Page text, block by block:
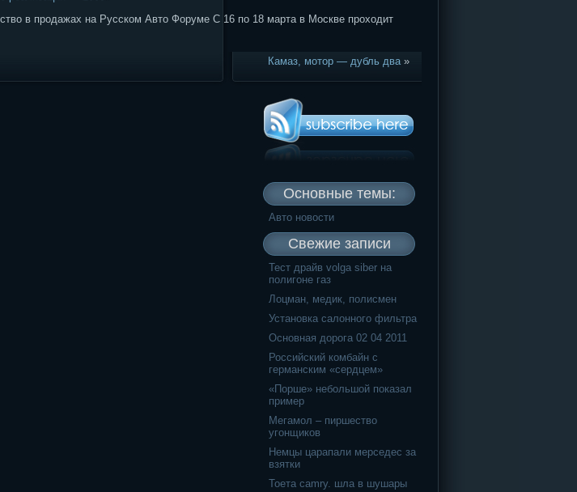
в продажах на Русском Авто Форуме С 16 по 18 марта в Москве проходит
Камаз, мотор — дубль два »
Основные темы:
Авто новости
Свежие записи
Тест драйв volga siber на
полигоне газ
Лоцман, медик, полисмен
Установка салонного фильтра
Основная дорога 02 04 2011
Российский комбайн с
германским «сердцем»
«Порше» небольшой показал
пример
Мегамол – пиршество
угонщиков
Немцы царапали мерседес за
взятки
Тоета camry. шла в шушары